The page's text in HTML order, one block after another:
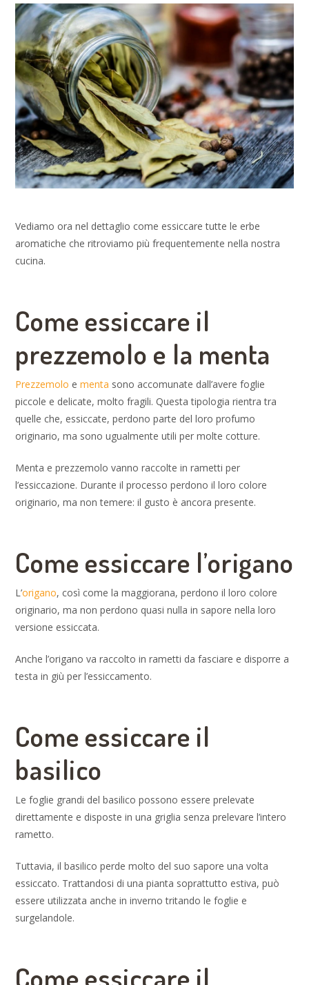
Vediamo ora nel dettaglio come essiccare tutte le erbe
aromatiche che ritroviamo più frequentemente nella nostra
cucina.
Come essiccare il
prezzemolo e la menta
Prezzemolo ementa sono accomunate dall’avere foglie
piccole e delicate, molto fragili. Questa tipologia rientra tra
quelle che, essiccate, perdono parte del loro profumo
originario, ma sono ugualmente utili per molte cotture.
Menta e prezzemolo vanno raccolte in rametti per
l’essiccazione. Durante il processo perdono il loro colore
originario, ma non temere: il gusto è ancora presente.
Come essiccare l’origano
L’origano, così come la maggiorana, perdono il loro colore
originario, ma non perdono quasi nulla in sapore nella loro
versione essiccata.
Anche l’origano va raccolto in rametti da fasciare e disporre a
testa in giù per l’essiccamento.
Come essiccare il
basilico
Le foglie grandi del basilico possono essere prelevate
direttamente e disposte in una griglia senza prelevare l’intero
rametto.
Tuttavia, il basilico perde molto del suo sapore una volta
essiccato. Trattandosi di una pianta soprattutto estiva, può
essere utilizzata anche in inverno tritando le foglie e
surgelandole.
Come essiccare il